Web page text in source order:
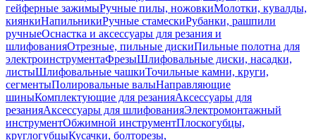
гейферные зажимыРучные пилы, ножовкиМолотки, кувалды,
киянкиНапильникиРучные стамескиРубанки, рашпили
ручныеОснастка и аксессуары для резания и
шлифованияОтрезные, пильные дискиПильные полотна для
электроинструментаФрезыШлифовальные диски, насадки,
листыШлифовальные чашкиТочильные камни, круги,
сегментыПолировальные валыНаправляющие
шиныКомплектующие для резанияАксессуары для
резанияАксессуары для шлифованияЭлектромонтажный
инструментОбжимной инструментПлоскогубцы,
круглогубцыКусачки, болторезы,